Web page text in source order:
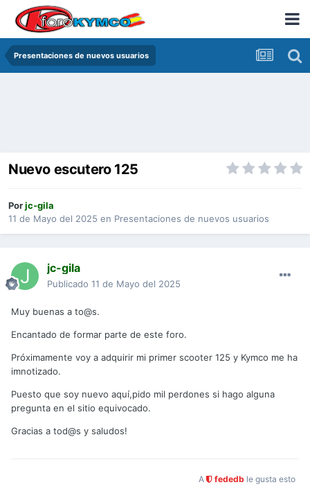
Presentaciones de nuevos usuarios
Nuevo escutero 125
Porjc-gila
11 de Mayo del 2025 en Presentaciones de nuevos usuarios
jc-gila
Publicado 11 de Mayo del 2025
Muy buenas a to@s.
Encantado de formar parte de este foro.
Próximamente voy a adquirir mi primer scooter 125 y Kymco me ha
imnotizado.
Puesto que soy nuevo aquí,pido mil perdones si hago alguna
pregunta en el sitio equivocado.
Gracias a tod@s y saludos!
A fededb le gusta esto